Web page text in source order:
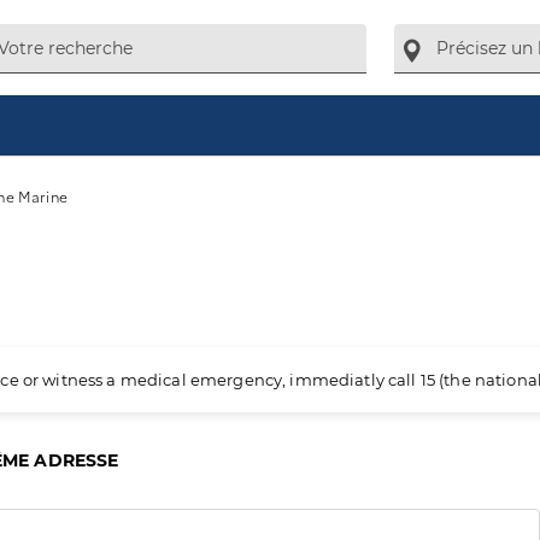
Marine
or witness a medical emergency, immediatly call 15 (the
ADRESSE